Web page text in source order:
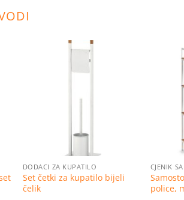
DODACI ZA KUPATILO
Set četki za kupatilo bijeli
čelik
CJENIK
police,